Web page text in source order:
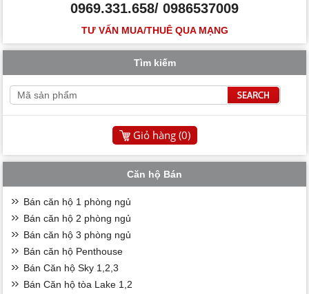
0969.331.658/ 0986537009
TƯ VẤN MUA/THUÊ QUA MẠNG
Tìm kiếm
Giỏ hàng (0)
Căn hộ Bán
Bán căn hộ 1 phòng ngủ
Bán căn hộ 2 phòng ngủ
Bán căn hộ 3 phòng ngủ
Bán căn hộ Penthouse
Bán Căn hộ Sky 1,2,3
Bán Căn hộ tòa Lake 1,2